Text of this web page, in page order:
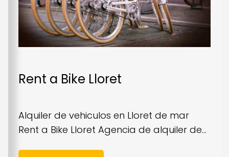
Rent a Bike Lloret
Alquiler de vehiculos en Lloret de mar
Rent a Bike Lloret Agencia de alquiler de...